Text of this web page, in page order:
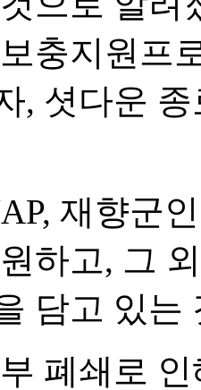
충지원프
, 셧다운
재향군
하고, 그
담고 있는
폐쇄로